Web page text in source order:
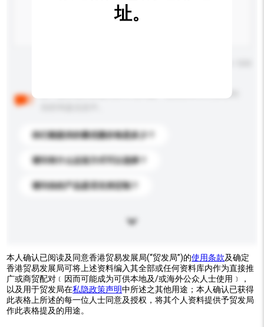
以下是其他买家提出的常见问题。点击以将它们添加到
你们能提供的最优惠价格是多少？
请问有什么运送方式可以选择？
请问你的产品是否支持定制？
址。
本人确认已阅读及同意香港贸易发展局(“贸发局”)的使用条款及确定
香港贸易发展局可将上述资料编入其全部或任何资料库内作为直接推
广或商贸配对﹝因而可能成为可供本地及/或海外公众人士使用﹞，
以及用于贸发局在私隐政策声明中所述之其他用途；本人确认已获得
此表格上所述的每一位人士同意及授权，将其个人资料提供予贸发局
作此表格提及的用途。